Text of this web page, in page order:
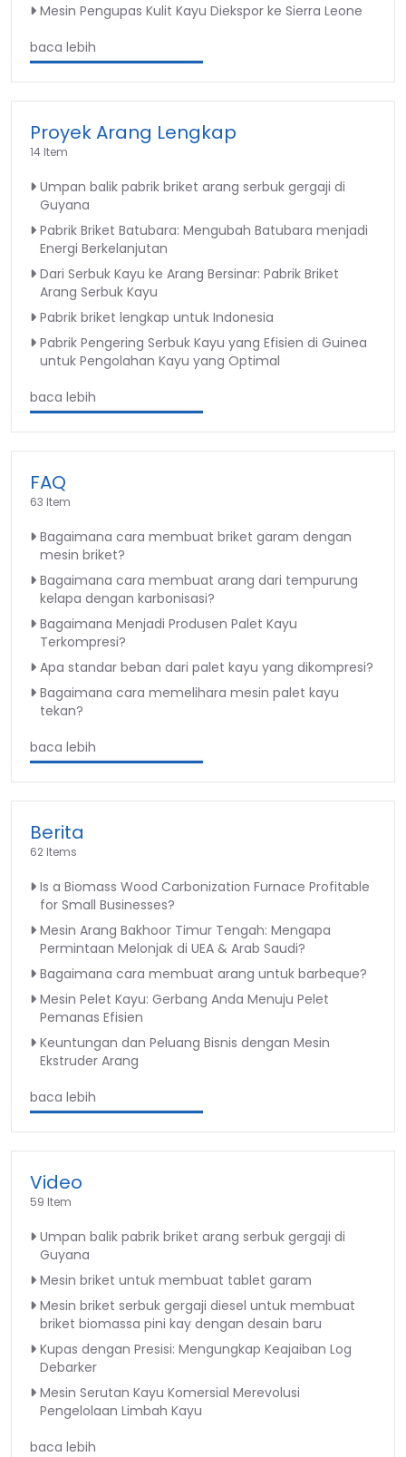
Mesin Pengupas Kulit Kayu Diekspor ke Sierra Leone
baca lebih
Proyek Arang Lengkap
14 Item
Umpan balik pabrik briket arang serbuk gergaji di
Guyana
Pabrik Briket Batubara: Mengubah Batubara menjadi
Energi Berkelanjutan
Dari Serbuk Kayu ke Arang Bersinar: Pabrik Briket
Arang Serbuk Kayu
Pabrik briket lengkap untuk Indonesia
Pabrik Pengering Serbuk Kayu yang Efisien di Guinea
untuk Pengolahan Kayu yang Optimal
baca lebih
FAQ
63 Item
Bagaimana cara membuat briket garam dengan
mesin briket?
Bagaimana cara membuat arang dari tempurung
kelapa dengan karbonisasi?
Bagaimana Menjadi Produsen Palet Kayu
Terkompresi?
Apa standar beban dari palet kayu yang dikompresi?
Bagaimana cara memelihara mesin palet kayu
tekan?
baca lebih
Berita
62 Items
Is a Biomass Wood Carbonization Furnace Profitable
for Small Businesses?
Mesin Arang Bakhoor Timur Tengah: Mengapa
Permintaan Melonjak di UEA & Arab Saudi?
Bagaimana cara membuat arang untuk barbeque?
Mesin Pelet Kayu: Gerbang Anda Menuju Pelet
Pemanas Efisien
Keuntungan dan Peluang Bisnis dengan Mesin
Ekstruder Arang
baca lebih
Video
59 Item
Umpan balik pabrik briket arang serbuk gergaji di
Guyana
Mesin briket untuk membuat tablet garam
Mesin briket serbuk gergaji diesel untuk membuat
briket biomassa pini kay dengan desain baru
Kupas dengan Presisi: Mengungkap Keajaiban Log
Debarker
Mesin Serutan Kayu Komersial Merevolusi
Pengelolaan Limbah Kayu
baca lebih